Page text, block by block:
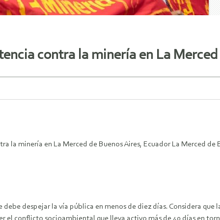
contra la minería en La
la minería en La Merced de Buenos Aires, Ecuador La Merced
debe despejar la vía pública en menos de diez días. Considera